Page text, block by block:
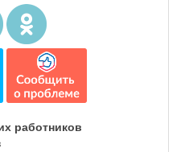
работников